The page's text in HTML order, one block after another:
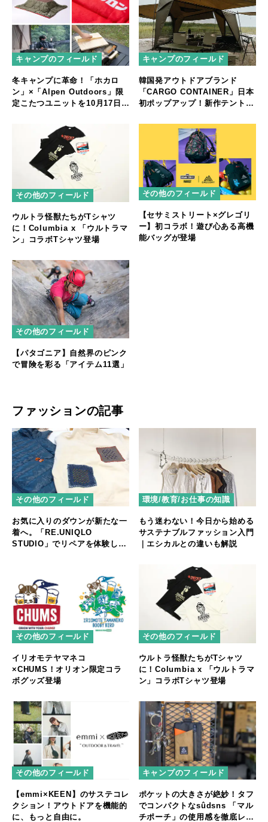
キャンプのフィールド
冬キャンプに革命！「ホカロ
ン」×「Alpen Outdoors」限
定こたつユニットを10月17日
キャンプのフィールド
韓国発アウトドアブランド
「CARGO CONTAINER」日本
初ポップアップ！新作テント体
その他のフィールド
ウルトラ怪獣たちがTシャツ
に！Columbia x 「ウルトラマ
ン」コラボTシャツ登場
その他のフィールド
【セサミストリート×グレゴリ
ー】初コラボ！遊び心ある高機
能バッグが登場
その他のフィールド
【パタゴニア】自然界のピンク
で冒険を彩る「アイテム11選」
ファッションの記事
その他のフィールド
お気に入りのダウンが新たな一
着へ。「RE.UNIQLO
STUDIO」でリペアを体験して
環境/教育/お仕事の知識
もう迷わない！今日から始める
サステナブルファッション入門
｜エシカルとの違いも解説
その他のフィールド
イリオモテヤマネコ
×CHUMS！オリオン限定コラ
ボグッズ登場
その他のフィールド
ウルトラ怪獣たちがTシャツ
に！Columbia x 「ウルトラマ
ン」コラボTシャツ登場
その他のフィールド
【emmi×KEEN】のサステコレ
クション！アウトドアを機能的
に、もっと自由に。
キャンプのフィールド
ポケットの大きさが絶妙！タフ
でコンパクトなsûdsns 「マル
チポーチ」の使用感を徹底レビ